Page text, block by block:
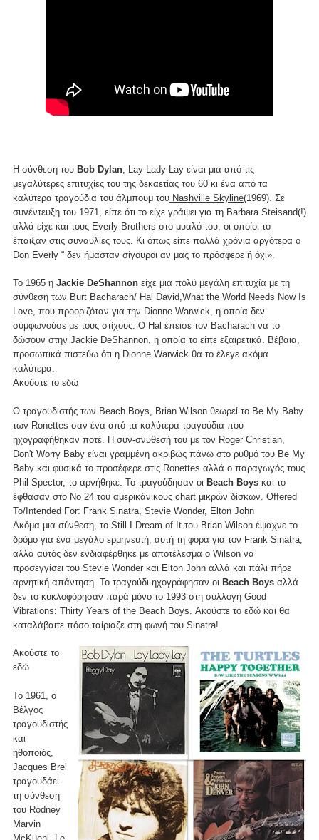
Η σύνθεση του Bob Dylan , Lay Lady Lay είναι μια από τις
μεγαλύτερες επιτυχίες του της δεκαετίας του 60 κι ένα από τα
καλύτερα τραγούδια του άλμπουμ του Nashville Skyline(1969). Σε
συνέντευξη του 1971, είπε ότι το είχε γράψει για τη Barbara Steisand(!)
αλλά είχε και τους Everly Brothers στο μυαλό του, οι οποίοι το
έπαιξαν στις συναυλίες τους. Κι όπως είπε πολλά χρόνια αργότερα ο
Don Everly “ δεν ήμασταν σίγουροι αν μας το πρόσφερε ή όχι».
To 1965 η Jackie DeShannon είχε μια πολύ μεγάλη επιτυχία με τη
σύνθεση των Burt Bacharach/ Hal David,What the World Needs Now Is
Love, που προοριζόταν για την Dionne Warwick, η οποία δεν
συμφωνούσε με τους στίχους. Ο Hal έπεισε τον Bacharach να το
δώσουν στην Jackie DeShannon, η οποία το είπε εξαιρετικά. Βέβαια,
προσωπικά πιστεύω ότι η Dionne Warwick θα το έλεγε ακόμα
καλύτερα.
Ακούστε το εδώ
O τραγουδιστής των Beach Boys, Brian Wilson θεωρεί το Be My Baby
των Ronettes σαν ένα από τα καλύτερα τραγούδια που
ηχογραφήθηκαν ποτέ. Η συν-σνυθεσή του με τον Roger Christian,
Don't Worry Baby είναι γραμμένη ακριβώς πάνω στο ρυθμό του Be My
Baby και φυσικά το προσέφερε στις Ronettes αλλά ο παραγωγός τους
Phil Spector, το αρνήθηκε. Το τραγούδησαν οι Beach Boys και το
έφθασαν στο Νο 24 του αμερικάνικους chart μικρών δίσκων. Offered
To/Intended For: Frank Sinatra, Stevie Wonder, Elton John
Ακόμα μια σύνθεση, το Still I Dream of It του Brian Wilson έψαχνε το
δρόμο για ένα μεγάλο ερμηνευτή, αυτή τη φορά για τον Frank Sinatra,
αλλά αυτός δεν ενδιαφέρθηκε με αποτέλεσμα ο Wilson να
προσεγγίσει του Stevie Wonder και Elton John αλλά και πάλι πήρε
αρνητική απάντηση. Το τραγούδι ηχογράφησαν οι Beach Boys αλλά
δεν το κυκλοφόρησαν παρά μόνο το 1993 στη συλλογή Good
Vibrations: Thirty Years of the Beach Boys. Ακούστε το εδώ και θα
καταλάβαιτε πόσο ταίριαζε στη φωνή του Sinatra!
Ακούστε το
εδώ
Το 1961, ο
Βέλγος
τραγουδιστής
και
ηθοποιός,
Jacques Brel
τραγουδάει
τη σύνθεση
του Rodney
Marvin